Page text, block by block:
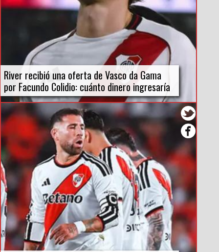
River recibió una oferta de Vasco da Gama
por Facundo Colidio: cuánto dinero ingresaría